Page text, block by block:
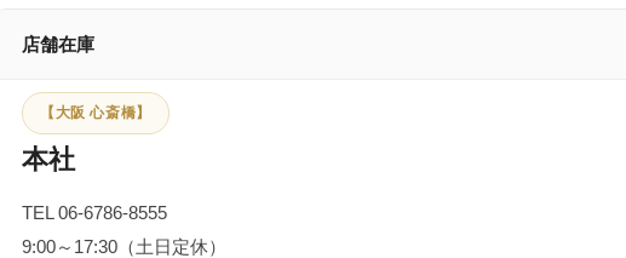
店舗在庫
【大阪 心斎橋】
本社
TEL 06-6786-8555
9:00～17:30（土日定休）